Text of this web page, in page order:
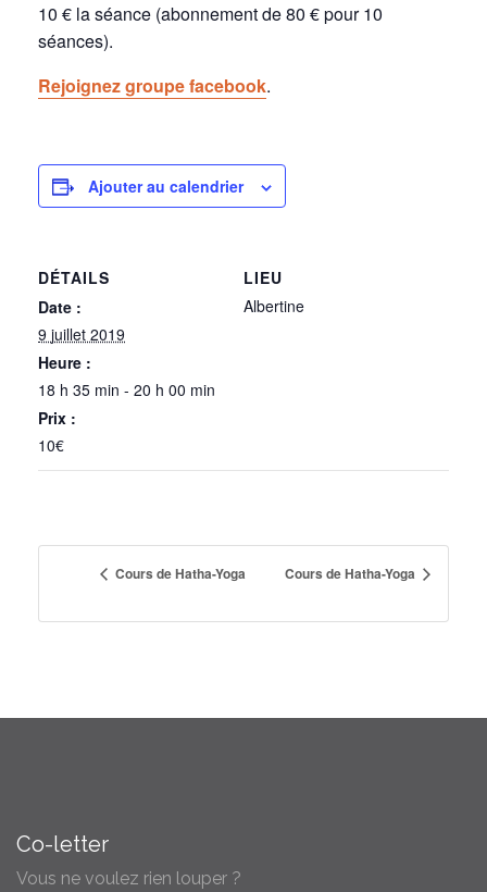
10 € la séance (abonnement de 80 € pour 10
séances).
Rejoignez groupe facebook.
Ajouter au calendrier
DÉTAILS
Date :
9 juillet 2019
Heure :
18 h 35 min - 20 h 00 min
Prix :
10€
LIEU
Albertine
Cours de Hatha-Yoga Cours de Hatha-Yoga
Co-letter
Vous ne voulez rien louper ?